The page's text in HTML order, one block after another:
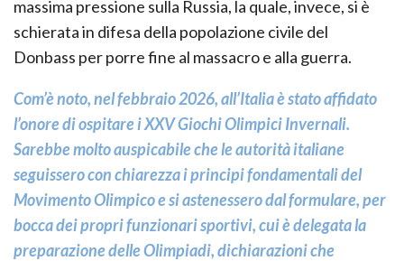
massima pressione sulla Russia, la quale, invece, si è
schierata in difesa della popolazione civile del
Donbass per porre fine al massacro e alla guerra.
Com’è noto, nel febbraio 2026, all’Italia è stato affidato
l’onore di ospitare i XXV Giochi Olimpici Invernali.
Sarebbe molto auspicabile che le autorità italiane
seguissero con chiarezza i principi fondamentali del
Movimento Olimpico e si astenessero dal formulare, per
bocca dei propri funzionari sportivi, cui è delegata la
preparazione delle Olimpiadi, dichiarazioni che